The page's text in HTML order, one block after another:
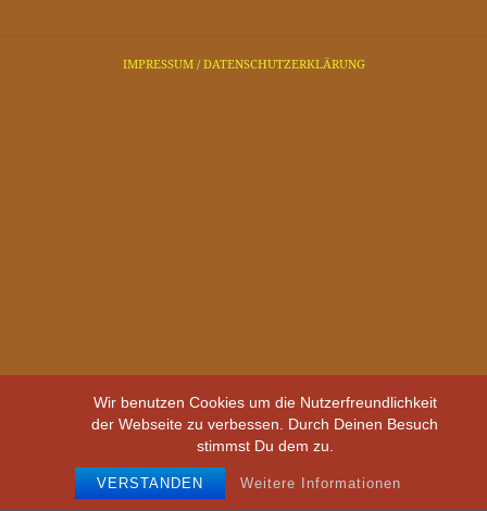
Wir benutzen Cookies um die Nutzerfreundlichkeit
der Webseite zu verbessen. Durch Deinen Besuch
stimmst Du dem zu.
VERSTANDEN Weitere Informationen
IMPRESSUM/ DATENSCHUTZERKLÄRUNG